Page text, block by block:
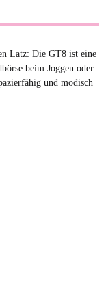
Latz: Die GT8 ist eine
beim Joggen oder
und modisch